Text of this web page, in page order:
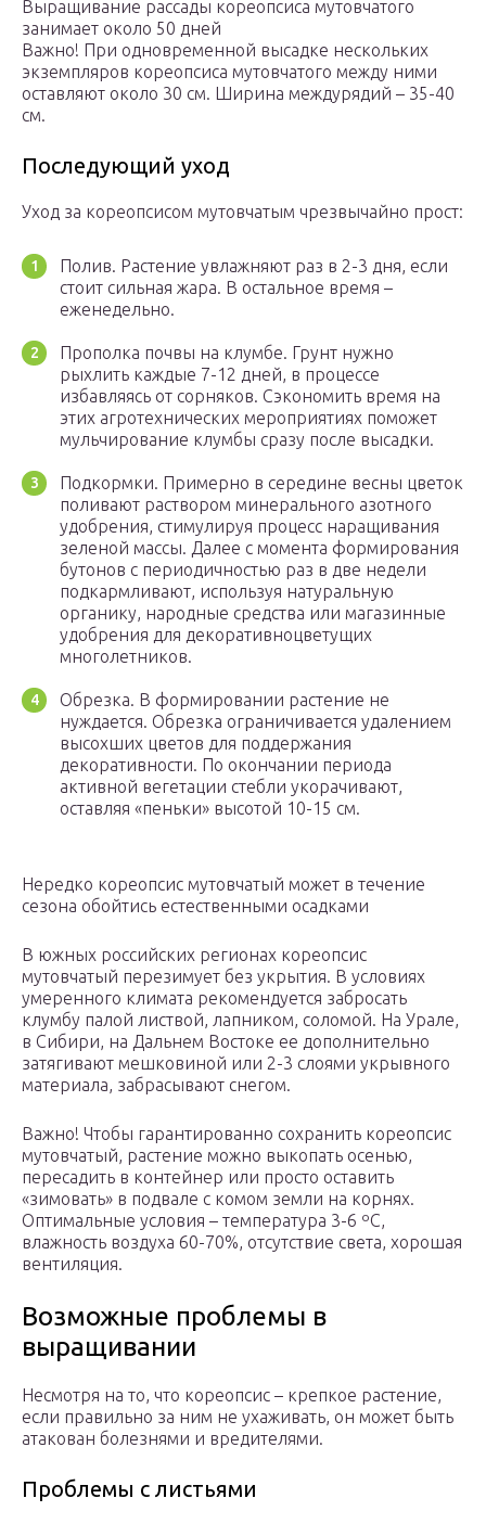
Выращивание рассады кореопсиса мутовчатого
занимает около 50 дней
Важно! При одновременной высадке нескольких
экземпляров кореопсиса мутовчатого между ними
оставляют около 30 см. Ширина междурядий – 35-40
см.
Последующий уход
Уход за кореопсисом мутовчатым чрезвычайно прост:
Полив. Растение увлажняют раз в 2-3 дня, если
стоит сильная жара. В остальное время –
еженедельно.
Прополка почвы на клумбе. Грунт нужно
рыхлить каждые 7-12 дней, в процессе
избавляясь от сорняков. Сэкономить время на
этих агротехнических мероприятиях поможет
мульчирование клумбы сразу после высадки.
Подкормки. Примерно в середине весны цветок
поливают раствором минерального азотного
удобрения, стимулируя процесс наращивания
зеленой массы. Далее с момента формирования
бутонов с периодичностью раз в две недели
подкармливают, используя натуральную
органику, народные средства или магазинные
удобрения для декоративноцветущих
многолетников.
Обрезка. В формировании растение не
нуждается. Обрезка ограничивается удалением
высохших цветов для поддержания
декоративности. По окончании периода
активной вегетации стебли укорачивают,
оставляя «пеньки» высотой 10-15 см.
Нередко кореопсис мутовчатый может в течение
сезона обойтись естественными осадками
В южных российских регионах кореопсис
мутовчатый перезимует без укрытия. В условиях
умеренного климата рекомендуется забросать
клумбу палой листвой, лапником, соломой. На Урале,
в Сибири, на Дальнем Востоке ее дополнительно
затягивают мешковиной или 2-3 слоями укрывного
материала, забрасывают снегом.
Важно! Чтобы гарантированно сохранить кореопсис
мутовчатый, растение можно выкопать осенью,
пересадить в контейнер или просто оставить
«зимовать» в подвале с комом земли на корнях.
Оптимальные условия – температура 3-6 ºС,
влажность воздуха 60-70%, отсутствие света, хорошая
вентиляция.
Возможные проблемы в
выращивании
Несмотря на то, что кореопсис – крепкое растение,
если правильно за ним не ухаживать, он может быть
атакован болезнями и вредителями.
Проблемы с листьями